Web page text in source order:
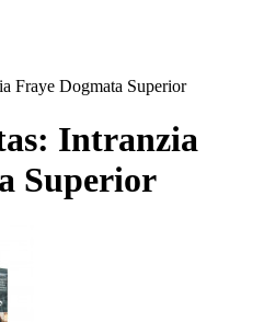
Fraye Dogmata Superior
Intranzia
Superior